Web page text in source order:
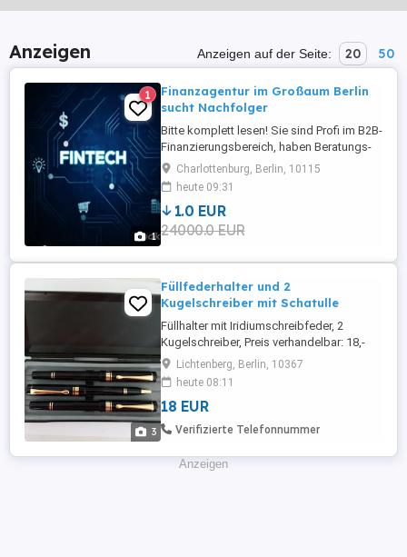
Anzeigen Anzeigen auf der Seite: 20 50
1
1
Finanzagentur im Großaum Berlin
sucht Nachfolger
Bitte komplett lesen! Sie sind Profi im B2B-
Finanzierungsbereich, haben Beratungs-
und Investmenkenntnisse und wollen
selbständig mit dem Erfolg wachsen?
Nutzen Sie eine Partnerschaft in einem
innovativen Netzwerk mit
Alleinstellungsmerkmalen und einer
dem Inland ...
Charlottenburg, Berlin, 10115
heute 09:31
1.0 EUR
24000.0 EUR
3
Füllfederhalter und 2
Kugelschreiber mit Schatulle
Füllhalter mit Iridiumschreibfeder, 2
Kugelschreiber, Preis verhandelbar: 18,-
Euro. Versandkosten extra.
Lichtenberg, Berlin, 10367
heute 08:11
18 EUR
Verifizierte Telefonnummer
Anzeigen